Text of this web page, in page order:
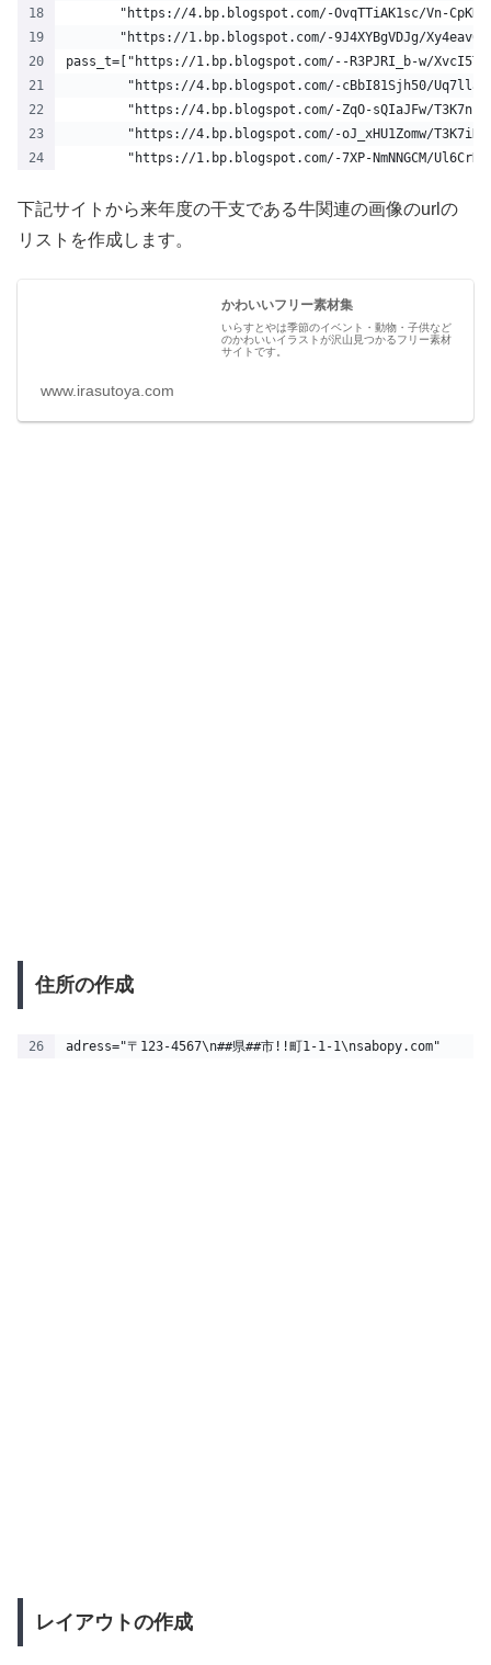
"https://4.bp.blogspot.com/-OvqTTiAK1sc/Vn-
"https://1.bp.blogspot.com/-9J4XYBgVDJg/
pass_t=["https://1.bp.blogspot.com/--R3PJRI_b-w/XvcI5TatI2I/
"https://4.bp.blogspot.com/-cBbI81Sjh50/
"https://4.bp.blogspot.com/-ZqO-sQIaJFw/
"https://4.bp.blogspot.com/-oJ_xHU1Zomw/
"https://1.bp.blogspot.com/-7XP-NmNNGCM/
下記サイトから来年度の干支である牛関連の画像のurlの
リストを作成します。
かわいいフリー素材集
いらすとやは季節のイベント・動物・子供など
のかわいいイラストが沢山見つかるフリー素材
サイトです。
www.irasutoya.com
住所の作成
adress="〒123-4567\n##県##市!!町1-1-1\nsabopy.com"
レイアウトの作成